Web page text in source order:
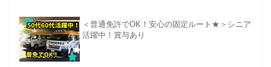
＜普通免許でOK！安心の固定ルート★＞シニア
活躍中！賞与あり